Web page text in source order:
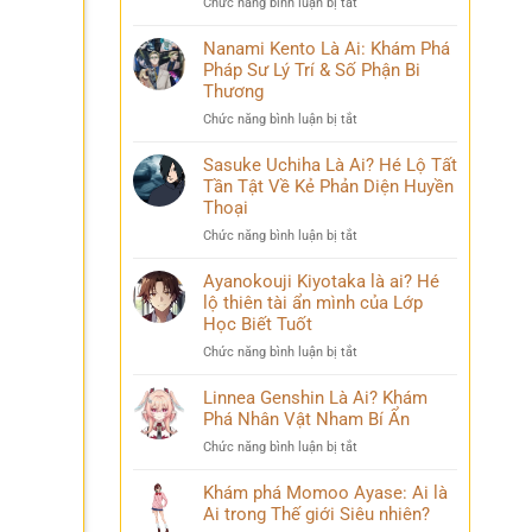
và
bí
ẩn
Phá
Trình
Biến
Bi
Ashido
là
lộ
năng
lực’
chuyện
thú
vị
Nanami Kento Là Ai: Khám Phá
Pháp Sư Lý Trí & Số Phận Bi
Thương
Chức năng bình luận bị tắt
Kento
Là
Phá
Sư
Lý
Số
Bi
Thương
Sasuke Uchiha Là Ai? Hé Lộ Tất
Tần Tật Về Kẻ Phản Diện Huyền
Thoại
Chức năng bình luận bị tắt
Uchiha
Lộ
Tần
Tật
Kẻ
Diện
Huyền
Ayanokouji Kiyotaka là ai? Hé
lộ thiên tài ẩn mình của Lớp
Học Biết Tuốt
Chức năng bình luận bị tắt
Kiyotaka
Hé
thiên
tài
Linnea Genshin Là Ai? Khám
Phá Nhân Vật Nham Bí Ẩn
Chức năng bình luận bị tắt
Genshin
Là
Khám phá Momoo Ayase: Ai là
Ai trong Thế giới Siêu nhiên?